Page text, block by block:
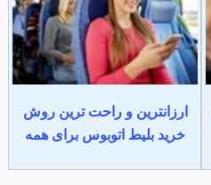
ارزانترین و راحت ترین روش
خرید بلیط اتوبوس برای همه